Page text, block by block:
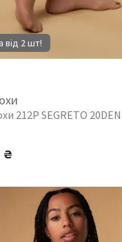
від 2 шт!
212P SEGRETO 20DEN
₴